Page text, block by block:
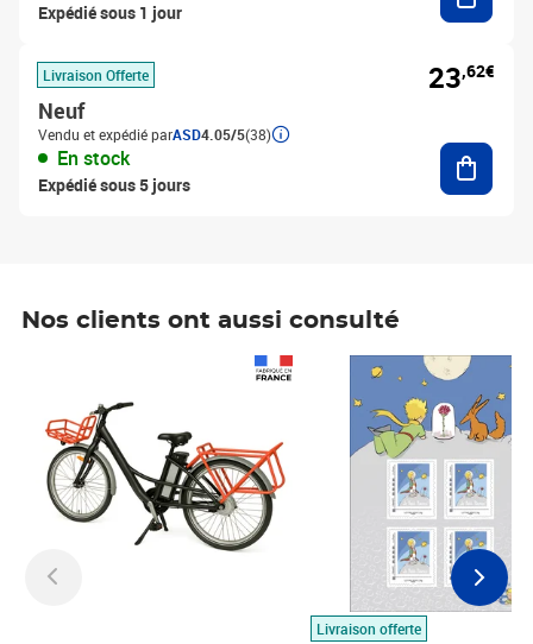
Expédié sous 1 jour
Livraison Offerte
Neuf
Vendu et expédié parASD4.05/5(38)
En stock
Expédié sous 5 jours
23,62€
Nos clients ont aussi consulté
Livraison offerte
Prix 7,50€